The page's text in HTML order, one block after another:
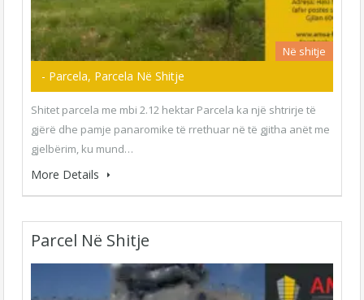
Në shitje
- Parcela, Parcela Në Shitje
Shitet parcela me mbi 2.12 hektar Parcela ka një shtrirje të
gjërë dhe pamje panaromike të rrethuar në të gjitha anët me
gjelbërim, ku mund…
More Details
Parcel Në Shitje